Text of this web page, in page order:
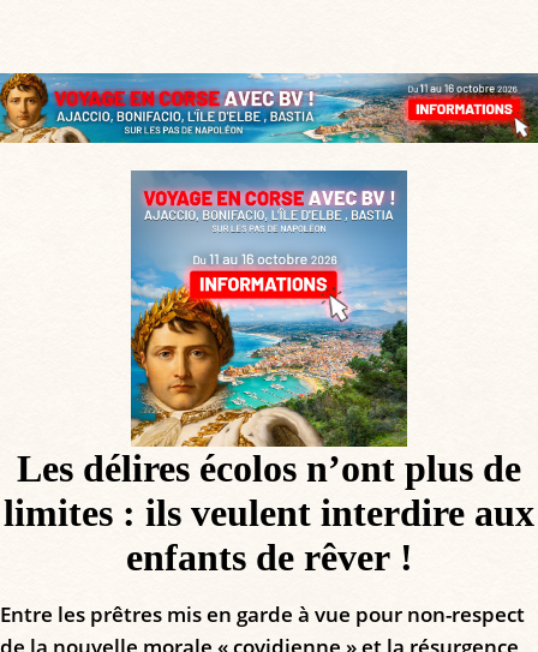
Les délires écolos n’ont plus de
limites : ils veulent interdire aux
enfants de rêver !
Entre les prêtres mis en garde à vue pour non-respect
de la nouvelle morale « covidienne » et la résurgence